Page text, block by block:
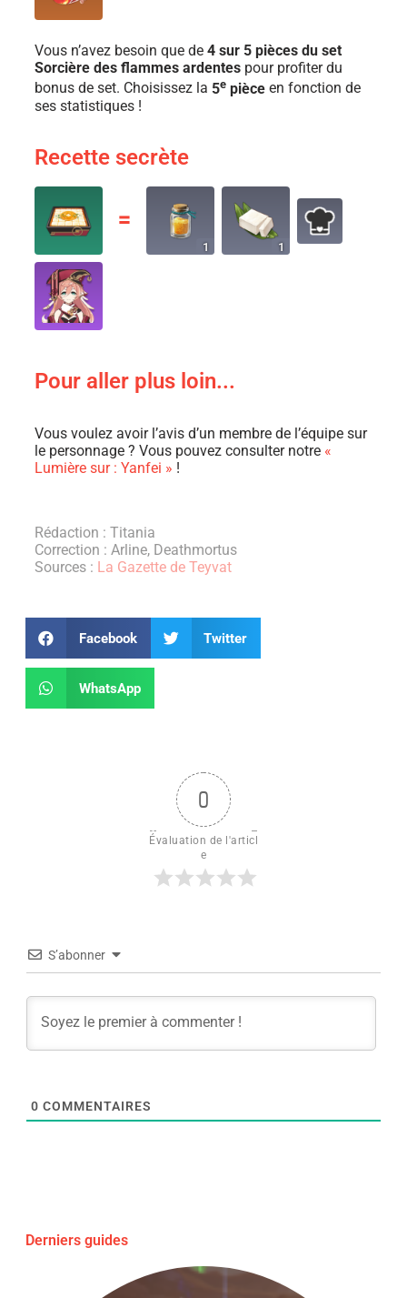
Vous n’avez besoin que de 4 sur 5 pièces du set
Sorcière des flammes ardentes pour profiter du
bonus de set. Choisissez la 5e pièce en fonction de
ses statistiques !
Recette secrète
〓
1 1
Pour aller plus loin...
Vous voulez avoir l’avis d’un membre de l’équipe sur
le personnage ? Vous pouvez consulter notre «
Lumière sur : Yanfei » !
Rédaction : Titania
Correction : Arline, Deathmortus
Sources : La Gazette de Teyvat
Facebook Twitter
WhatsApp
0
Évaluation de l'articl
e
S’abonner
0 COMMENTAIRES
Derniers guides